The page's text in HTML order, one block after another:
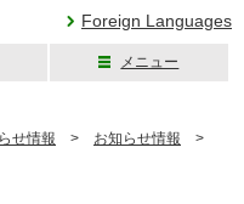
Foreign Languages
メニュー
せ情報 > お知らせ情報 >